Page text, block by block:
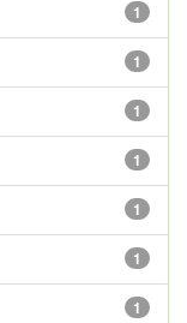
1
1
1
1
1
1
1